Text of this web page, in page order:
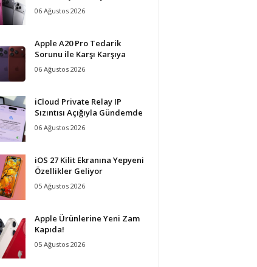
06 Ağustos 2026
Apple A20 Pro Tedarik
Sorunu ile Karşı Karşıya
06 Ağustos 2026
iCloud Private Relay IP
Sızıntısı Açığıyla Gündemde
06 Ağustos 2026
iOS 27 Kilit Ekranına Yepyeni
Özellikler Geliyor
05 Ağustos 2026
Apple Ürünlerine Yeni Zam
Kapıda!
05 Ağustos 2026